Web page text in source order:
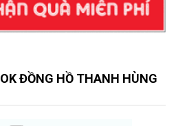
ĐỒNG HỒ THANH HÙNG